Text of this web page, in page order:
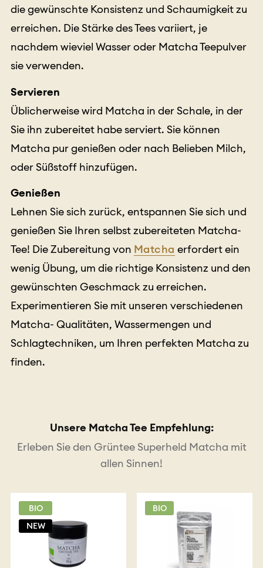
die gewünschte Konsistenz und Schaumigkeit zu
erreichen. Die Stärke des Tees variiert, je
nachdem wieviel Wasser oder Matcha Teepulver
sie verwenden.
Servieren
Üblicherweise wird Matcha in der Schale, in der
Sie ihn zubereitet habe serviert. Sie können
Matcha pur genießen oder nach Belieben Milch,
oder Süßstoff hinzufügen.
Genießen
Lehnen Sie sich zurück, entspannen Sie sich und
genießen Sie Ihren selbst zubereiteten Matcha-
Tee! Die Zubereitung von Matcha erfordert ein
wenig Übung, um die richtige Konsistenz und den
gewünschten Geschmack zu erreichen.
Experimentieren Sie mit unseren verschiedenen
Matcha- Qualitäten, Wassermengen und
Schlagtechniken, um Ihren perfekten Matcha zu
finden.
Unsere Matcha Tee Empfehlung:
Erleben Sie den Grüntee Superheld Matcha mit
allen Sinnen!
BIO
NEW
BIO